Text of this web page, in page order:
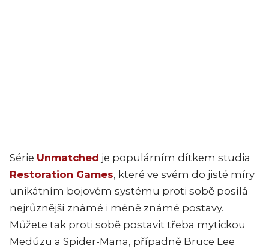
Série Unmatched je populárním dítkem studia
Restoration Games, které ve svém do jisté míry
unikátním bojovém systému proti sobě posílá
nejrůznější známé i méně známé postavy.
Můžete tak proti sobě postavit třeba mytickou
Medúzu a Spider-Mana, případně Bruce Lee